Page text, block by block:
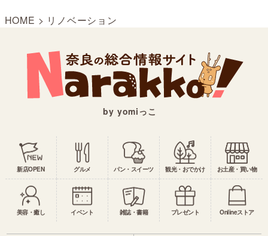
HOME > リノベーション
by yomiっこ
新店OPEN グルメ パン・スイーツ 観光・おでかけ お土産・買い物
美容・癒し イベント 雑誌・書籍 プレゼント Onlineストア